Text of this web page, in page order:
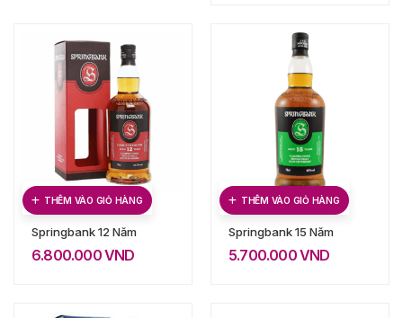
THÊM VÀO GIỎ HÀNG
Springbank 12 Năm
6.800.000VND
THÊM VÀO GIỎ HÀNG
Springbank 15 Năm
5.700.000VND